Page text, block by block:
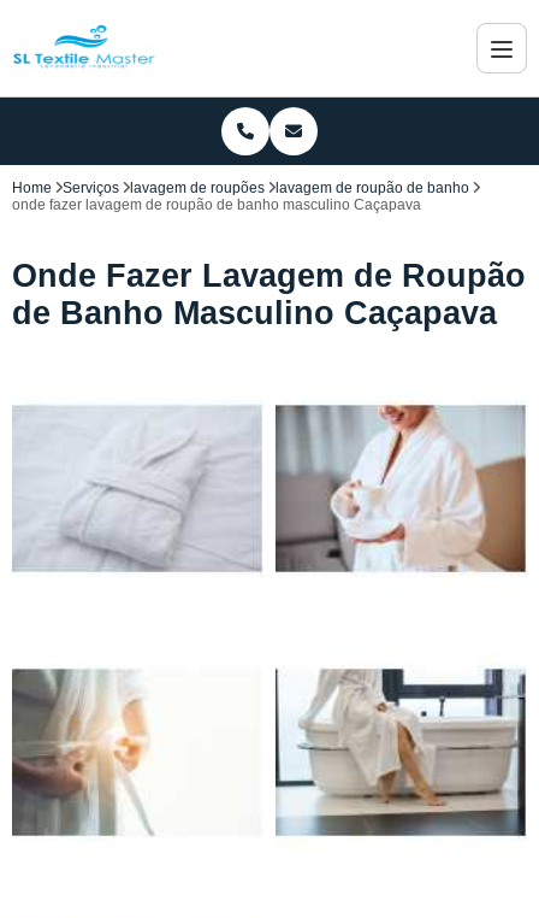
Home Serviços lavagem de roupões
lavagem de roupão de banho
onde fazer lavagem de roupão de banho masculino Caçapava
Onde Fazer Lavagem de Roupão
de Banho Masculino Caçapava